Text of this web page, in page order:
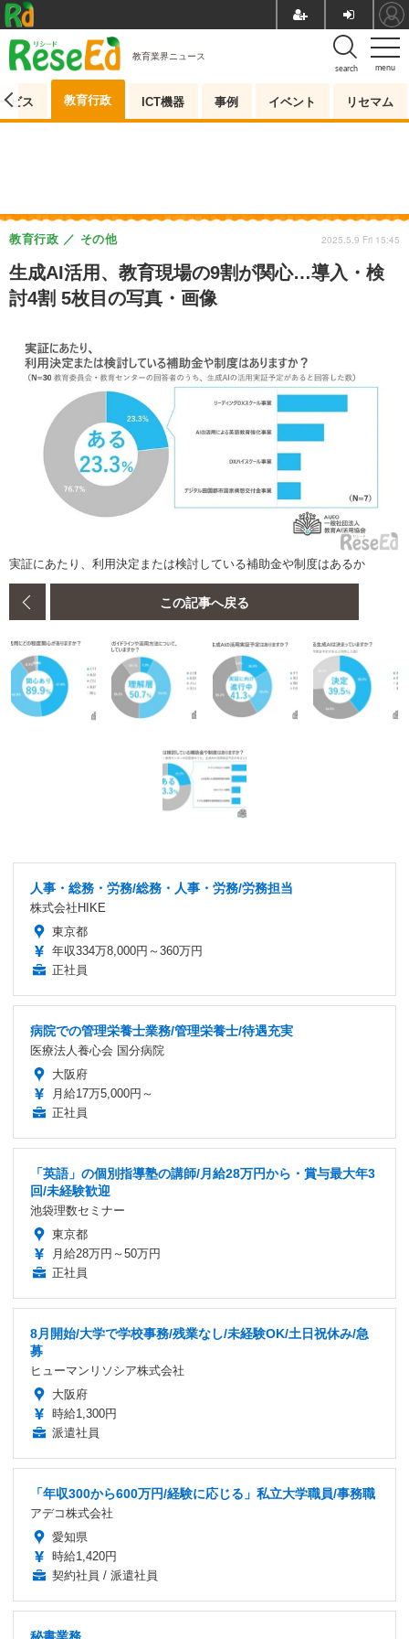
menu
search
教育業界ニュース
ビス 教育行政 ICT機器 事例 イベント リセマム
生成AI活用、教育現場の9割が関心…導入・検
討4割 5枚目の写真・画像
教育行政 その他 2025.5.9 Fri 15:45
実証にあたり、利用決定または検討している補助金や制度はあるか
この記事へ戻る
人事・総務・労務/総務・人事・労務/労務担当
株式会社HIKE
東京都
年収334万8,000円～360万円
正社員
病院での管理栄養士業務/管理栄養士/待遇充実
医療法人養心会 国分病院
大阪府
月給17万5,000円～
正社員
「英語」の個別指導塾の講師/月給28万円から・賞与最大年3
回/未経験歓迎
池袋理数セミナー
東京都
月給28万円～50万円
正社員
8月開始/大学で学校事務/残業なし/未経験OK/土日祝休み/急
募
ヒューマンリソシア株式会社
大阪府
時給1,300円
派遣社員
「年収300から600万円/経験に応じる」私立大学職員/事務職
アデコ株式会社
愛知県
時給1,420円
契約社員 / 派遣社員
秘書業務